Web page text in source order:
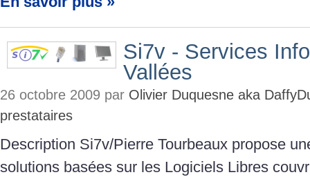
Si7v - Services
Vallées
26 octobre 2009 par Olivier Duquesne aka
prestataires
Description Si7v/Pierre Tourbeaux propose
solutions basées sur les Logiciels Libres